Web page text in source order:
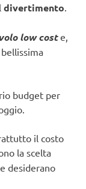
divertimento.
vololow coste,
budget per
il costo
la scelta
desiderano